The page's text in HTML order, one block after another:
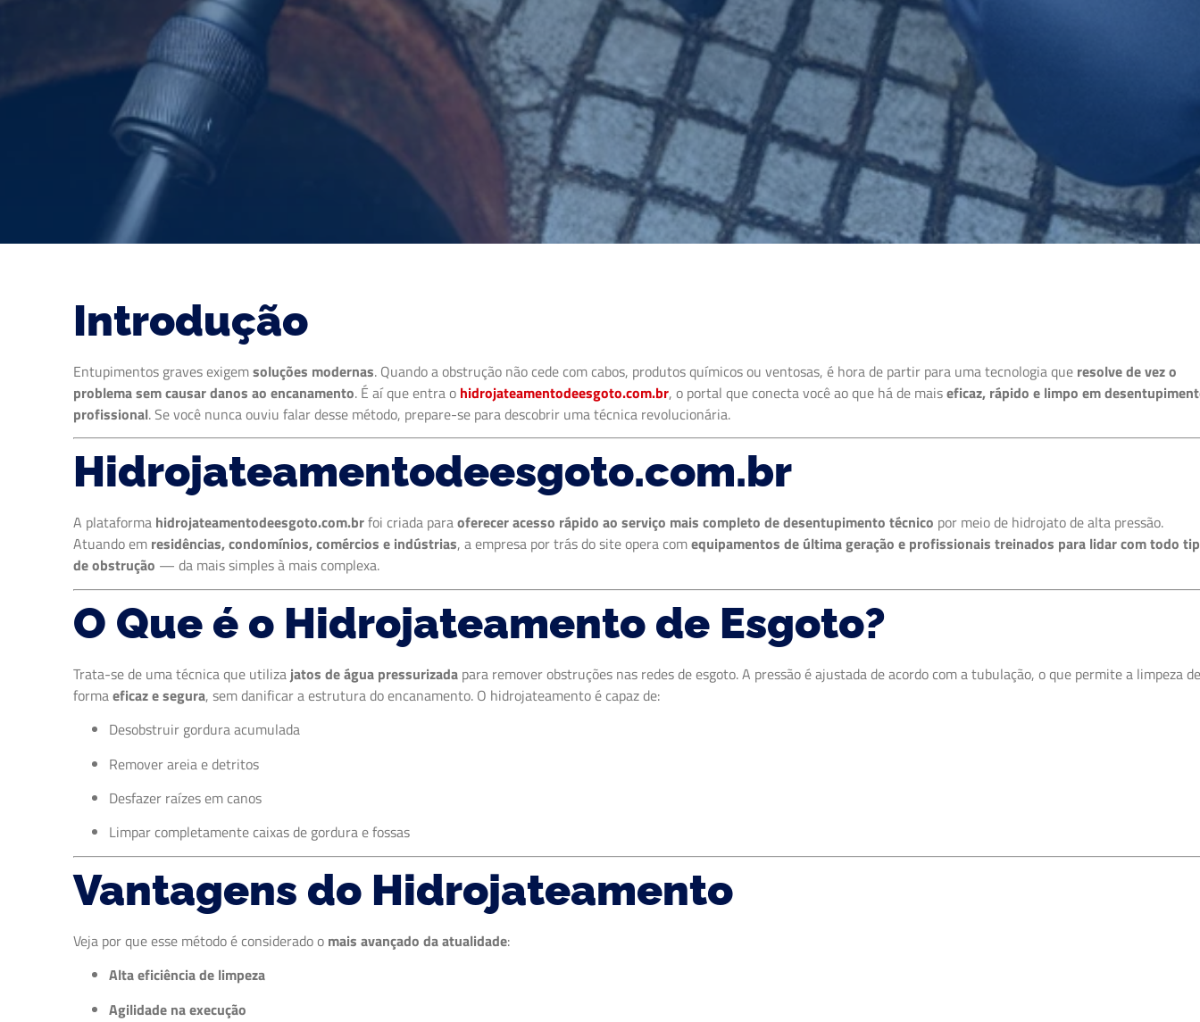
Introdução
Entupimentos graves exigemsoluções modernas. Quando a obstrução não cede com cabos, produtos químicos ou ventosas, é hora de partir para uma tecnologia que resolve de vez o
problema sem causar danos ao encanamento. É aí que entra o hidrojateamentodeesgoto.com.br, o portal que conecta você ao que há de maiseficaz, rápido e limpo em
profissional. Se você nunca ouviu falar desse método, prepare-se para descobrir uma técnica revolucionária.
Hidrojateamentodeesgoto.com.br
A plataforma hidrojateamentodeesgoto.com.brfoi criada paraoferecer acesso rápido ao serviço mais completo de desentupimento técnico por meio de hidrojato de alta pressão.
Atuando em residências, condomínios, comércios e indústrias, a empresa por trás do site opera comequipamentos de última geração e profissionais treinados para lidar com todo
de obstrução — da mais simples à mais complexa.
O Que é o Hidrojateamento de Esgoto?
Trata-se de uma técnica que utiliza jatos de água pressurizada para remover obstruções nas redes de esgoto. A pressão é ajustada de acordo com a tubulação, o que permite a limpeza de
formaeficaz e segura, sem danificar a estrutura do encanamento. O hidrojateamento é capaz de:
Desobstruir gordura acumulada
Remover areia e detritos
Desfazer raízes em canos
Limpar completamente caixas de gordura e fossas
Vantagens do Hidrojateamento
Veja por que esse método é considerado o mais avançado da atualidade:
Alta eficiência de limpeza
Agilidade na execução